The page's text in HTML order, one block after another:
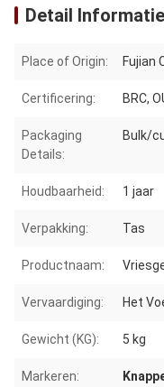
Detail Informatie
Place of Origin: Fujian
Certificering: BRC,
Packaging
Details:
Bulk/
Houdbaarheid: 1 jaar
Verpakking: Tas
Productnaam:
Vervaardiging: Het
Gewicht (KG): 5 kg
Markeren: